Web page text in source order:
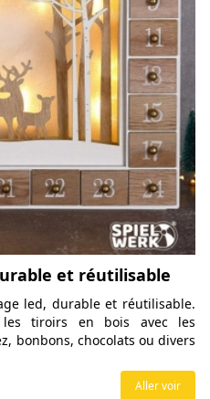
et réutilisable
led, durable et réutilisable.
les tiroirs en bois avec les
bonbons, chocolats ou divers
Aller voir